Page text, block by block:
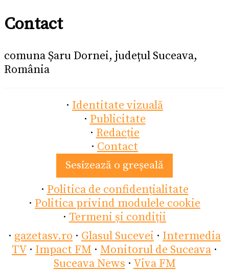
Contact
comuna Șaru Dornei, județul Suceava,
România
· Identitate vizuală
· Publicitate
· Redacție
· Contact
Sesizează o greșeală
· Politica de confidențialitate
· Politica privind modulele cookie
· Termeni și condiții
· gazetasv.ro · Glasul Sucevei · Intermedia
TV · Impact FM · Monitorul de Suceava ·
Suceava News · Viva FM